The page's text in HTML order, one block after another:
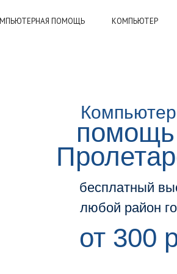
ПОМОЩЬ КОМПЬЮТЕР
бесплатный
любой район
от 300